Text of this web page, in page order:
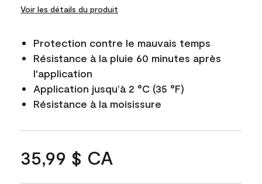
Voir les détails du produit
Protection contre le mauvais temps
Résistance à la pluie 60 minutes après
l'application
Application jusqu’à 2 °C (35 °F)
Résistance à la moisissure
35,99 $ CA